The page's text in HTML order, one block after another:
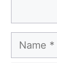
Name